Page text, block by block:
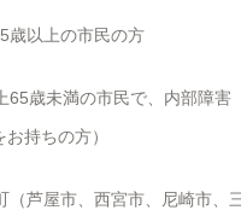
歳以上の市民の方
65歳未満の市民で、内部障
持ちの方）
芦屋市、西宮市、尼崎市、